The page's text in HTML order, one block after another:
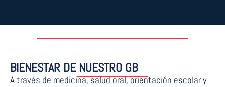
BIENESTAR DE NUESTRO GB
A través de medicina, salud oral, orientación escolar y